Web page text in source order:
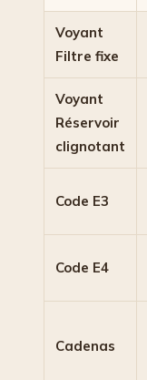
Voyant
Filtre fixe
Voyant
Réservoir
clignotant
Code E3
Code E4
Cadenas